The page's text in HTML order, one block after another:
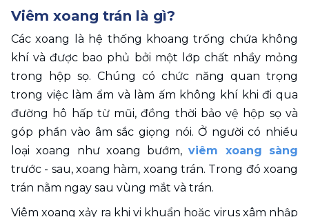
Viêm xoang trán là gì?
Các xoang là hệ thống khoang trống chứa không
khí và được bao phủ bởi một lớp chất nhầy mỏng
trong hộp sọ. Chúng có chức năng quan trọng
trong việc làm ẩm và làm ấm không khí khi đi qua
đường hô hấp từ mũi, đồng thời bảo vệ hộp sọ và
góp phần vào âm sắc giọng nói. Ở người có nhiều
loại xoang như xoang bướm, viêm xoang sàng
trước - sau, xoang hàm, xoang trán. Trong đó xoang
trán nằm ngay sau vùng mắt và trán.
Viêm xoang xảy ra khi vi khuẩn hoặc virus xâm nhập